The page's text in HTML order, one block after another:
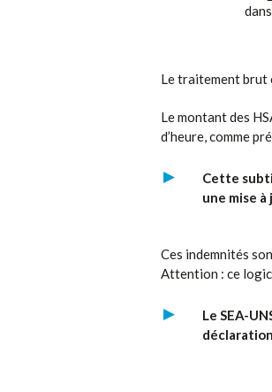
Le traitement brut
Le montant des
d’heure, comme
Cette
une mise
Ces indemnités
Attention : ce
Le SEA-